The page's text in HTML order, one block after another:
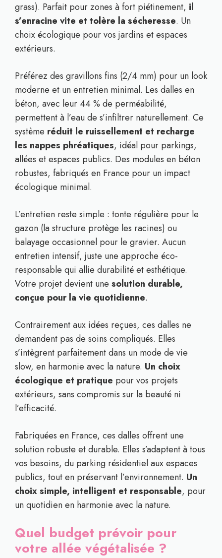
grass). Parfait pour zones à fort piétinement, il
s’enracine vite et tolère la sécheresse. Un
choix écologique pour vos jardins et espaces
extérieurs.
Préférez des gravillons fins (2/4 mm) pour un look
moderne et un entretien minimal. Les dalles en
béton, avec leur 44 % de perméabilité,
permettent à l’eau de s’infiltrer naturellement. Ce
système réduit le ruissellement et recharge
les nappes phréatiques, idéal pour parkings,
allées et espaces publics. Des modules en béton
robustes, fabriqués en France pour un impact
écologique minimal.
L’entretien reste simple : tonte régulière pour le
gazon (la structure protège les racines) ou
balayage occasionnel pour le gravier. Aucun
entretien intensif, juste une approche éco-
responsable qui allie durabilité et esthétique.
Votre projet devient une solution durable,
conçue pour la vie quotidienne.
Contrairement aux idées reçues, ces dalles ne
demandent pas de soins compliqués. Elles
s’intègrent parfaitement dans un mode de vie
slow, en harmonie avec la nature. Un choix
écologique et pratique pour vos projets
extérieurs, sans compromis sur la beauté ni
l’efficacité.
Fabriquées en France, ces dalles offrent une
solution robuste et durable. Elles s’adaptent à tous
vos besoins, du parking résidentiel aux espaces
publics, tout en préservant l’environnement. Un
choix simple, intelligent et responsable, pour
un quotidien en harmonie avec la nature.
Quel budget prévoir pour
votre allée végétalisée ?